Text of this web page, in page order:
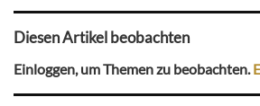
Diesen Artikel beobachten
Einloggen, um Themen zu beobachten.